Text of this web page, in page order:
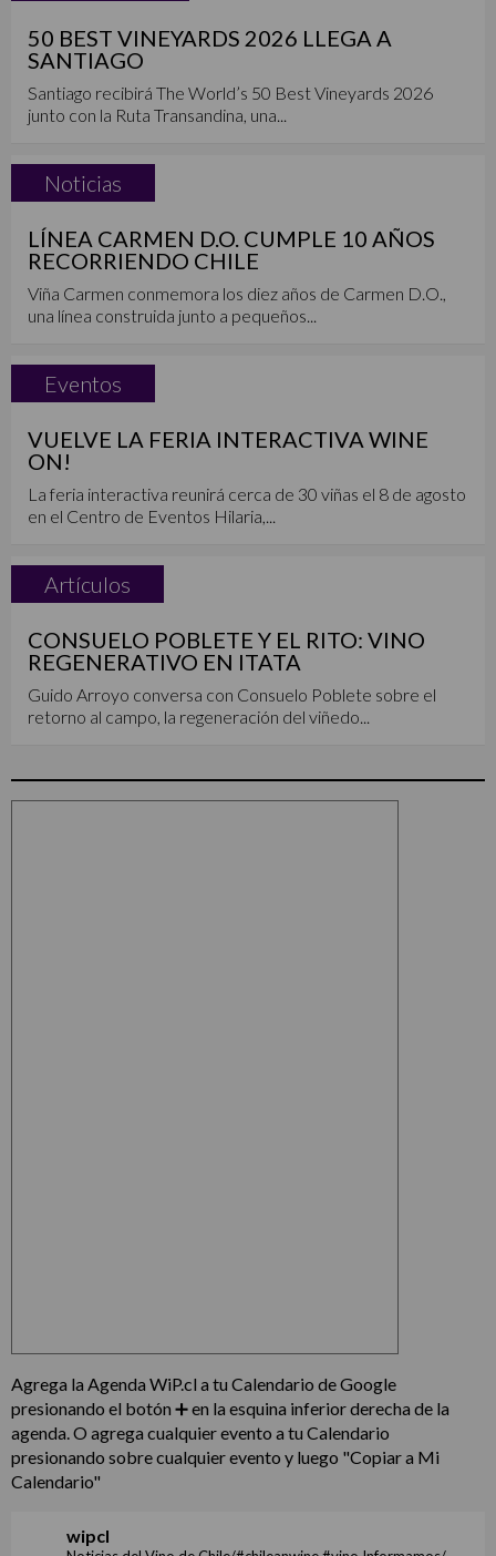
50 BEST VINEYARDS 2026 LLEGA A
SANTIAGO
Santiago recibirá The World’s 50 Best Vineyards 2026
junto con la Ruta Transandina, una...
Noticias
LÍNEA CARMEN D.O. CUMPLE 10 AÑOS
RECORRIENDO CHILE
Viña Carmen conmemora los diez años de Carmen D.O.,
una línea construida junto a pequeños...
Eventos
VUELVE LA FERIA INTERACTIVA WINE
ON!
La feria interactiva reunirá cerca de 30 viñas el 8 de agosto
en el Centro de Eventos Hilaria,...
Artículos
CONSUELO POBLETE Y EL RITO: VINO
REGENERATIVO EN ITATA
Guido Arroyo conversa con Consuelo Poblete sobre el
retorno al campo, la regeneración del viñedo...
Agrega la Agenda WiP.cl a tu Calendario de Google
presionando el botón ➕ en la esquina inferior derecha de la
agenda. O agrega cualquier evento a tu Calendario
presionando sobre cualquier evento y luego "Copiar a Mi
Calendario"
wipcl